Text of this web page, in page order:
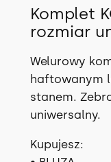
Komplet
rozmiar
Welurowy
haftowanym
stanem.
uniwersalny.
Kupujesz: